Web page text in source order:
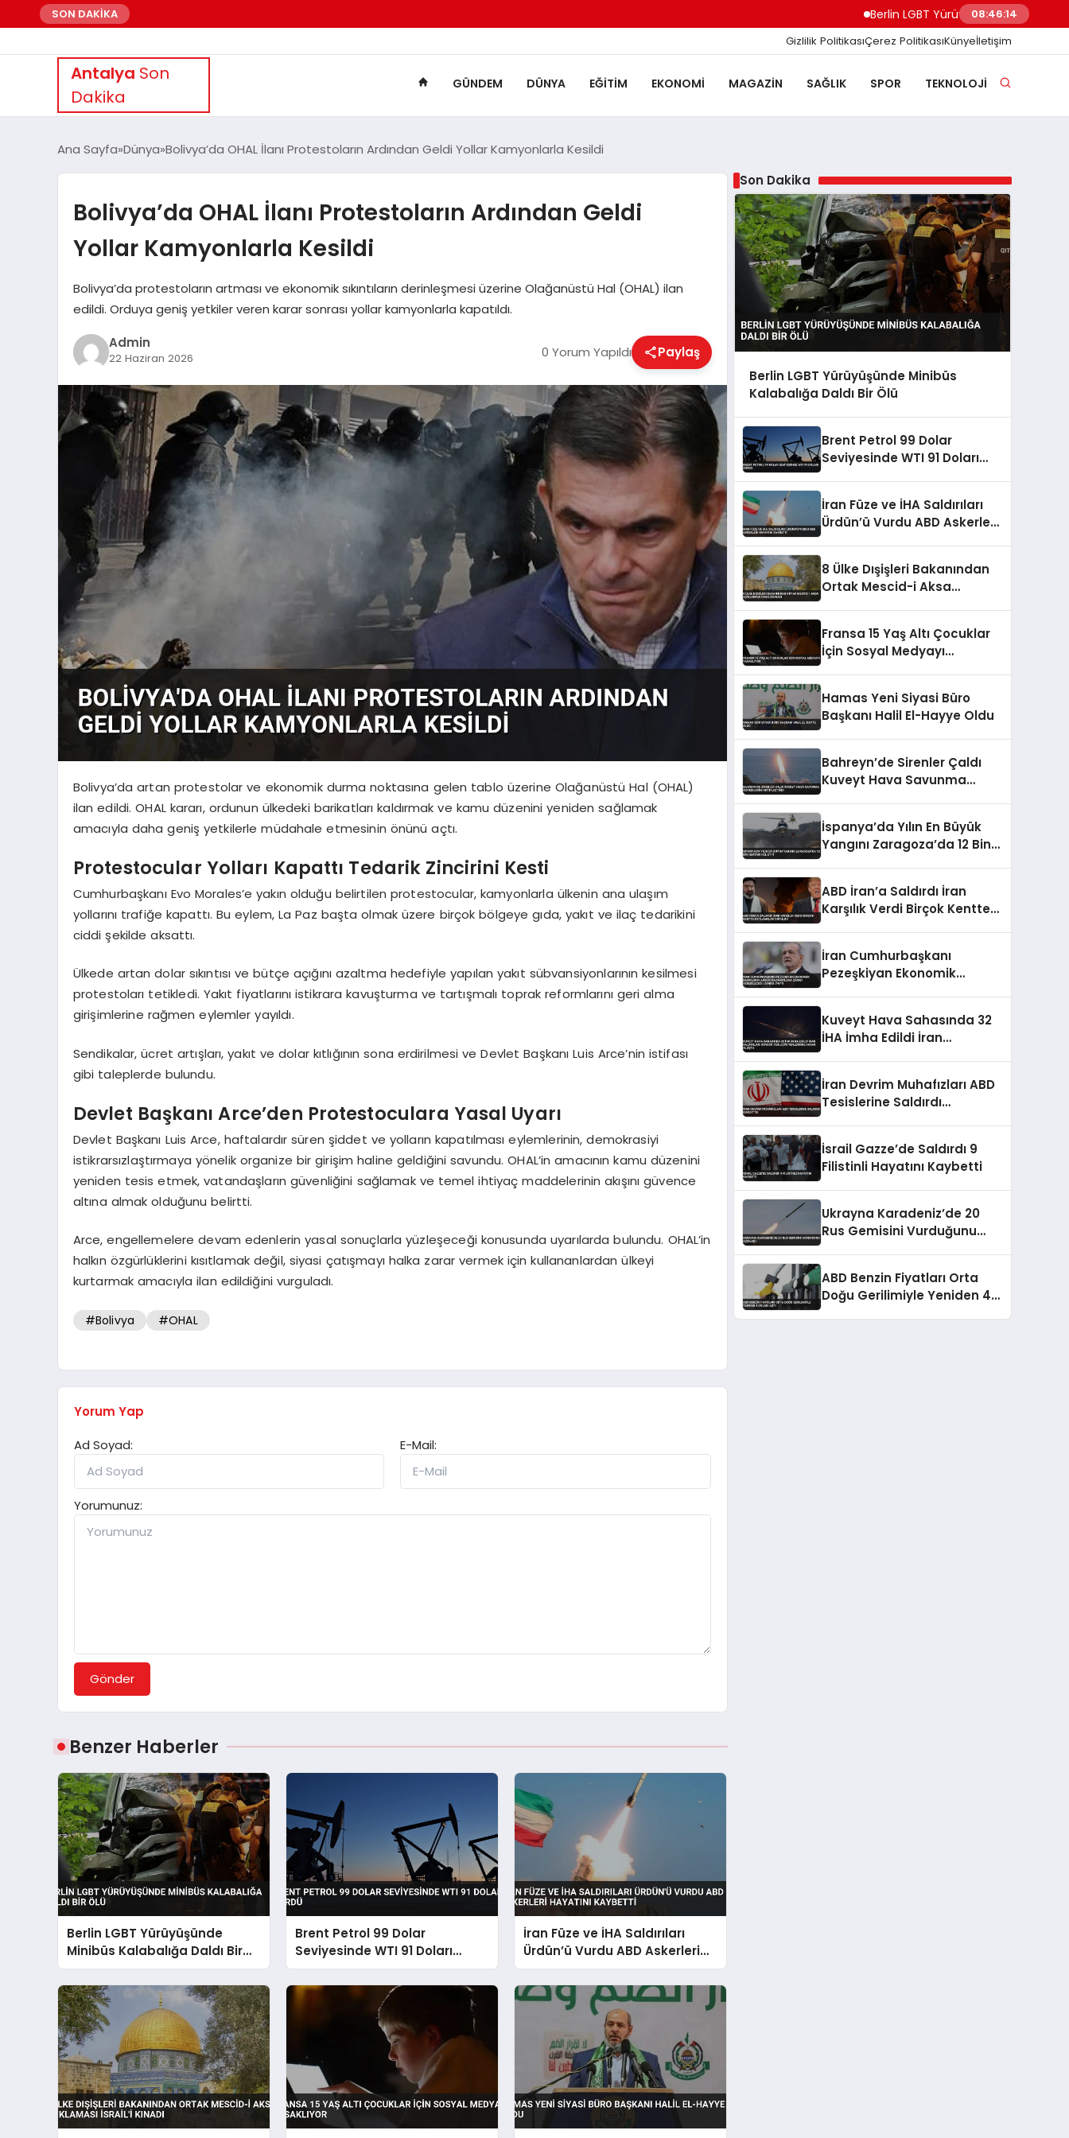
SON DAKİKA Berlin LGBT Yürüyüşünde Minibüs
08:46:15
Gizlilik PolitikasıÇerez PolitikasıKünyeİletişim
Antalya Son
Dakika
GÜNDEM DÜNYA EĞITIM EKONOMI MAGAZIN SAĞLIK SPOR TEKNOLOJI
Ana Sayfa Dünya Bolivya’da OHAL İlanı Protestoların Ardından Geldi Yollar Kamyonlarla Kesildi
Bolivya’da OHAL İlanı Protestoların Ardından Geldi
Yollar Kamyonlarla Kesildi
Bolivya’da protestoların artması ve ekonomik sıkıntıların derinleşmesi üzerine Olağanüstü Hal (OHAL) ilan
edildi. Orduya geniş yetkiler veren karar sonrası yollar kamyonlarla kapatıldı.
Admin
22 Haziran 2026 0 Yorum Yapıldı Paylaş
Bolivya’da artan protestolar ve ekonomik durma noktasına gelen tablo üzerine Olağanüstü Hal (OHAL)
ilan edildi. OHAL kararı, ordunun ülkedeki barikatları kaldırmak ve kamu düzenini yeniden sağlamak
amacıyla daha geniş yetkilerle müdahale etmesinin önünü açtı.
Protestocular Yolları Kapattı Tedarik Zincirini Kesti
Cumhurbaşkanı Evo Morales’e yakın olduğu belirtilen protestocular, kamyonlarla ülkenin ana ulaşım
yollarını trafiğe kapattı. Bu eylem, La Paz başta olmak üzere birçok bölgeye gıda, yakıt ve ilaç tedarikini
ciddi şekilde aksattı.
Ülkede artan dolar sıkıntısı ve bütçe açığını azaltma hedefiyle yapılan yakıt sübvansiyonlarının kesilmesi
protestoları tetikledi. Yakıt fiyatlarını istikrara kavuşturma ve tartışmalı toprak reformlarını geri alma
girişimlerine rağmen eylemler yayıldı.
Sendikalar, ücret artışları, yakıt ve dolar kıtlığının sona erdirilmesi ve Devlet Başkanı Luis Arce’nin istifası
gibi taleplerde bulundu.
Devlet Başkanı Arce’den Protestoculara Yasal Uyarı
Devlet Başkanı Luis Arce, haftalardır süren şiddet ve yolların kapatılması eylemlerinin, demokrasiyi
istikrarsızlaştırmaya yönelik organize bir girişim haline geldiğini savundu. OHAL’in amacının kamu düzenini
yeniden tesis etmek, vatandaşların güvenliğini sağlamak ve temel ihtiyaç maddelerinin akışını güvence
altına almak olduğunu belirtti.
Arce, engellemelere devam edenlerin yasal sonuçlarla yüzleşeceği konusunda uyarılarda bulundu. OHAL’in
halkın özgürlüklerini kısıtlamak değil, siyasi çatışmayı halka zarar vermek için kullananlardan ülkeyi
kurtarmak amacıyla ilan edildiğini vurguladı.
#Bolivya #OHAL
Yorum Yap
Ad Soyad:
E-Mail:
Yorumunuz:
Gönder
Benzer Haberler
Berlin LGBT Yürüyüşünde
Minibüs Kalabalığa Daldı Bir
Ölü
Brent Petrol 99 Dolar
Seviyesinde WTI 91 Doları
Gördü
İran Füze ve İHA Saldırıları
Ürdün’ü Vurdu ABD Askerleri
Hayatını Kaybetti
Son Dakika
Berlin LGBT Yürüyüşünde Minibüs
Kalabalığa Daldı Bir Ölü
Brent Petrol 99 Dolar
Seviyesinde WTI 91 Doları
İran Füze ve İHA Saldırıları
Ürdün’ü Vurdu ABD Askerleri
8 Ülke Dışişleri Bakanından
Ortak Mescid-i Aksa
Fransa 15 Yaş Altı Çocuklar
İçin Sosyal Medyayı
Hamas Yeni Siyasi Büro
Başkanı Halil El-Hayye Oldu
Bahreyn’de Sirenler Çaldı
Kuveyt Hava Savunma
İspanya’da Yılın En Büyük
Yangını Zaragoza’da 12 Bin
ABD İran’a Saldırdı İran
Karşılık Verdi Birçok Kentte
İran Cumhurbaşkanı
Pezeşkiyan Ekonomik
Verebileceği Uyarısı Yaptı
Kuveyt Hava Sahasında 32
İHA İmha Edildi İran
İran Devrim Muhafızları ABD
Tesislerine Saldırdı
İsrail Gazze’de Saldırdı 9
Filistinli Hayatını Kaybetti
Ukrayna Karadeniz’de 20
Rus Gemisini Vurduğunu
ABD Benzin Fiyatları Orta
Doğu Gerilimiyle Yeniden 4